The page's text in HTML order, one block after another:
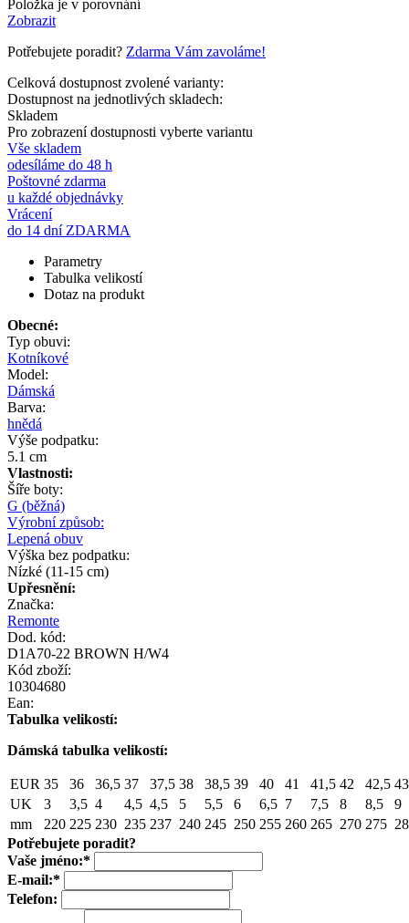
Položka je v porovnání
Zobrazit
Potřebujete poradit? Zdarma Vám zavoláme!
Celková dostupnost zvolené varianty:
Dostupnost na jednotlivých skladech:
Skladem
Pro zobrazení dostupnosti vyberte variantu
Vše skladem
odesíláme do 48 h
Poštovné zdarma
u každé objednávky
Vrácení
do 14 dní ZDARMA
Parametry
Tabulka velikostí
Dotaz na produkt
Obecné:
Typ obuvi:
Kotníkové
Model:
Dámská
Barva:
hnědá
Výše podpatku:
5.1 cm
Vlastnosti:
Šíře boty:
G (běžná)
Výrobní způsob:
Lepená obuv
Výška bez podpatku:
Nízké (11-15 cm)
Upřesnění:
Značka:
Remonte
Dod. kód:
D1A70-22 BROWN H/W4
Kód zboží:
10304680
Ean:
Tabulka velikostí:
Dámská tabulka velikostí:
EUR 35 36 36,5 37 37,5 38 38,5 39 40 41 41,5 42 42,5 43
UK
3 3,5 4 4,5 4,5 5 5,5 6 6,5 7 7,5 8 8,5
9
mm
220 225 230 235 237 240 245 250 255 260 265 270 275
Potřebujete poradit?
Vaše jméno:*
E-mail:*
Telefon: